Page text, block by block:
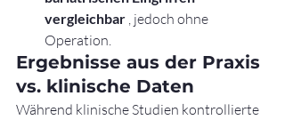
vergleichbar , jedoch ohne
Operation.
Ergebnisse aus der Praxis
vs. klinische Daten
Während klinische Studien kontrollierte